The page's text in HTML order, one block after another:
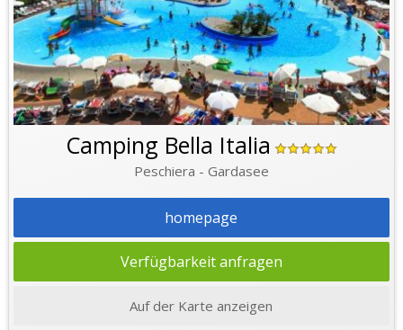
Camping Bella Italia
Peschiera - Gardasee
homepage
Verfügbarkeit anfragen
Auf der Karte anzeigen